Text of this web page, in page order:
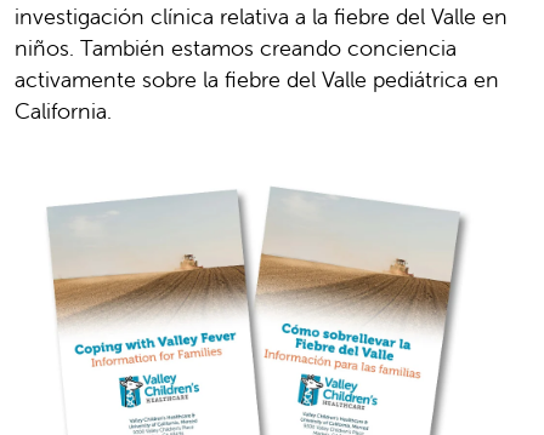
investigación clínica relativa a la fiebre del Valle en
niños. También estamos creando conciencia
activamente sobre la fiebre del Valle pediátrica en
California.